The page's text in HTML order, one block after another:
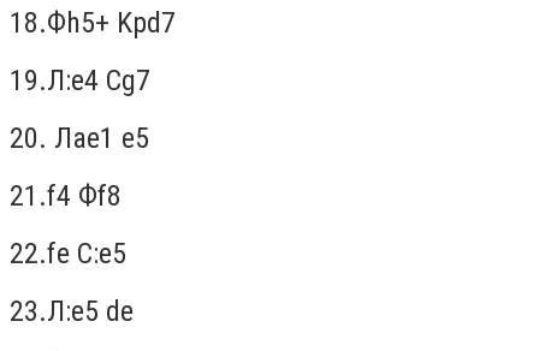
18.Фh5+ Kpd7
19.Л:e4 Cg7
20. Лae1 e5
21.f4 Фf8
22.fe C:e5
23.Л:e5 de